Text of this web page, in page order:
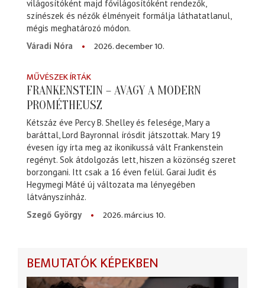
világosítóként majd fővilágosítóként rendezők,
színészek és nézők élményeit formálja láthatatlanul,
mégis meghatározó módon.
Váradi Nóra
2026. december 10.
MŰVÉSZEK ÍRTÁK
FRANKENSTEIN – AVAGY A MODERN
PROMÉTHEUSZ
Kétszáz éve Percy B. Shelley és felesége, Mary a
baráttal, Lord Bayronnal írósdit játszottak. Mary 19
évesen így írta meg az ikonikussá vált Frankenstein
regényt. Sok átdolgozás lett, hiszen a közönség szeret
borzongani. Itt csak a 16 éven felül. Garai Judit és
Hegymegi Máté új változata ma lényegében
látványszínház.
Szegő György
2026. március 10.
BEMUTATÓK KÉPEKBEN